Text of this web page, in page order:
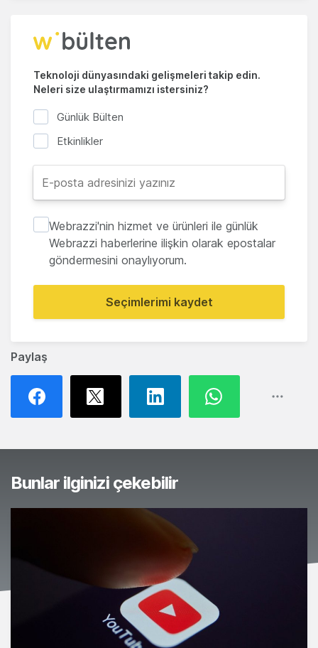
Paylaş
Teknoloji dünyasındaki gelişmeleri takip edin.
Neleri size ulaştırmamızı istersiniz?
Günlük Bülten
Etkinlikler
Webrazzi'nin hizmet ve ürünleri ile günlük
Webrazzi haberlerine ilişkin olarak epostalar
göndermesini onaylıyorum.
Seçimlerimi kaydet
Bunlar ilginizi çekebilir